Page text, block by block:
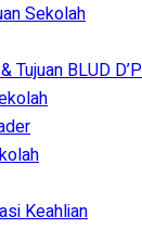
Sekolah
Tujuan BLUD
Keahlian